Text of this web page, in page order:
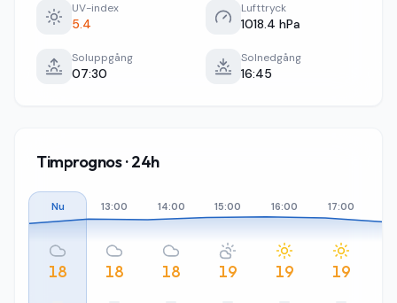
UV-index
5.4
Lufttryck
1018.4 hPa
Soluppgång
07:30
Solnedgång
16:45
Timprognos · 24h
Nu
18
13:00
18
14:00
18
15:00
19
16:00
19
17:00
19